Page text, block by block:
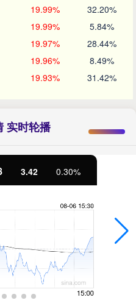
19.99% 32.20%
19.99% 5.84%
19.97% 28.44%
19.96% 8.49%
19.93% 31.42%
实时轮播
3.42 0.30%